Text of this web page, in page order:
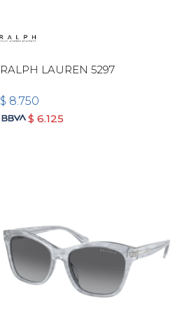
RALPH LAUREN 5297
$ 8.750
$ 6.125